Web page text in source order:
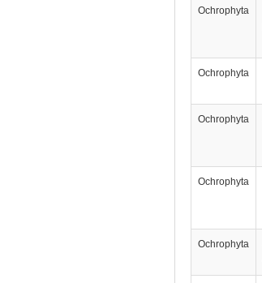
Ochrophyta
Ochrophyta
Ochrophyta
Ochrophyta
Ochrophyta